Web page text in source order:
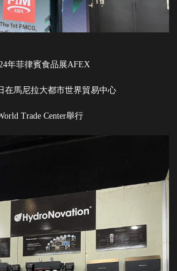
年菲律賓食品展AFEX
在馬尼拉大都市世界貿易中心
Trade Center舉行